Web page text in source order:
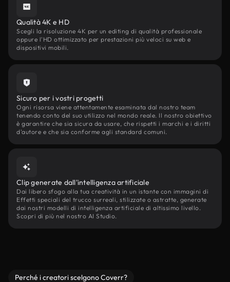
Qualità 4K e HD
Scegli la risoluzione 4K per un editing di qualità professionale
oppure l'HD ottimizzato per prestazioni più veloci su web e
dispositivi mobili.
Sicuro per i vostri progetti
Ogni risorsa viene attentamente esaminata dal nostro team
tenendo conto del suo utilizzo nel mondo reale. Il nostro obiettivo
è garantire che sia sicura da usare, che rispetti i marchi e i diritti
d'autore e che sia conforme agli standard comuni.
Clip generate dall'intelligenza artificiale
Dai libero sfogo alla tua creatività in un istante con immagini di
Effetti speciali del trucco surreali, stilizzate o astratte, generate
dai nostri modelli di intelligenza artificiale di altissimo livello.
Scopri di più nel nostro AI Studio.
Perché i creatori scelgono Coverr?